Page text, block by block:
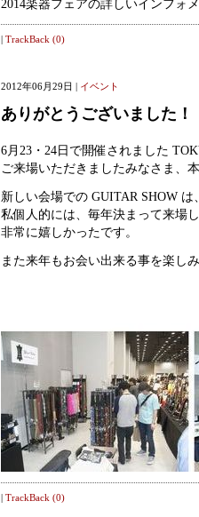
2014楽器フェアの詳しいインフォ
| TrackBack (0)
2012年06月29日 | イベント
ありがとうございました
6月23・24日で開催されました
ご来場いただきましたみなさま、
新しい会場での GUITAR SHOW
私個人的には、毎年決まって来場
非常に嬉しかったです。
また来年もお会い出来る事を楽し
| TrackBack (0)